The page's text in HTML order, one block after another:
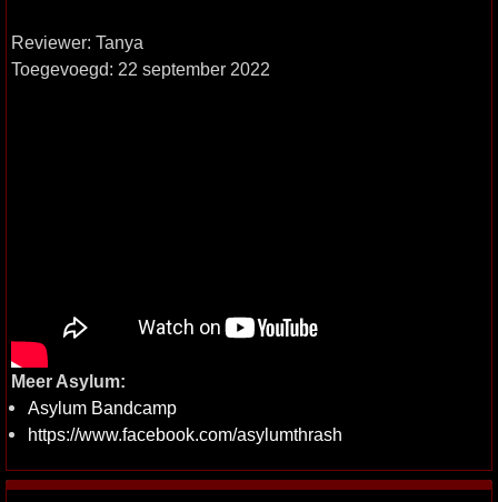
Reviewer: Tanya
Toegevoegd: 22 september 2022
Meer Asylum:
Asylum Bandcamp
https://www.facebook.com/asylumthrash